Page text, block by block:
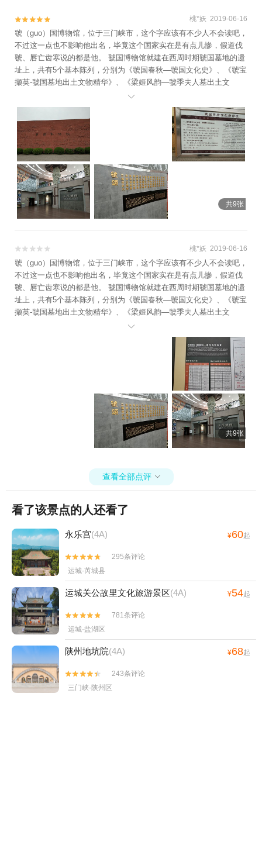

 桃*妖 2019-06-16
虢（guo）国博物馆，位于三门峡市，这个字应该有不少人不会读吧，
不过这一点也不影响他出名，毕竟这个国家实在是有点儿惨，假道伐
虢、唇亡齿寒说的都是他。 虢国博物馆就建在西周时期虢国墓地的遗
址上，共有5个基本陈列，分别为《虢国春秋—虢国文化史》、《虢宝
撷英-虢国墓地出土文物精华》、《梁姬风韵—虢季夫人墓出土文
物》、《车辚马啸—虢国车马坑遗址》和《国君觅踪—虢季墓遗
址》。 博物馆展厅面积不算很大，游客也不多，但是布置很用心，文
物质量也不错，车马坑、墓葬坑在原址展示效果很好，尤其是最后展
厅展出的虢季墓及陪葬的三座侍从墓和两座马坑，是我在国内其他博
物馆所没见过的，很有参观价值。 虢国博物馆门票四十元，虢姓和郭
姓游客半价优惠，性价比很高。即使没有优惠，也值得一看。

共9张

 桃*妖 2019-06-16
虢（guo）国博物馆，位于三门峡市，这个字应该有不少人不会读吧，
不过这一点也不影响他出名，毕竟这个国家实在是有点儿惨，假道伐
虢、唇亡齿寒说的都是他。 虢国博物馆就建在西周时期虢国墓地的遗
址上，共有5个基本陈列，分别为《虢国春秋—虢国文化史》、《虢宝
撷英-虢国墓地出土文物精华》、《梁姬风韵—虢季夫人墓出土文
物》、《车辚马啸—虢国车马坑遗址》和《国君觅踪—虢季墓遗
址》。 博物馆展厅面积不算很大，游客也不多，但是布置很用心，文
物质量也不错，车马坑、墓葬坑在原址展示效果很好，尤其是最后展
厅展出的虢季墓及陪葬的三座侍从墓和两座马坑，是我在国内其他博
物馆所没见过的，很有参观价值。 虢国博物馆门票四十元，虢姓和郭
姓游客半价优惠，性价比很高。即使没有优惠，也值得一看。

共9张
查看全部点评 
看了该景点的人还看了
永乐宫(4A) ¥60起


295条评论
运城·芮城县
运城关公故里文化旅游景区(4A) ¥54起


781条评论
运城·盐湖区
陕州地坑院(4A) ¥68起


243条评论
三门峡·陕州区